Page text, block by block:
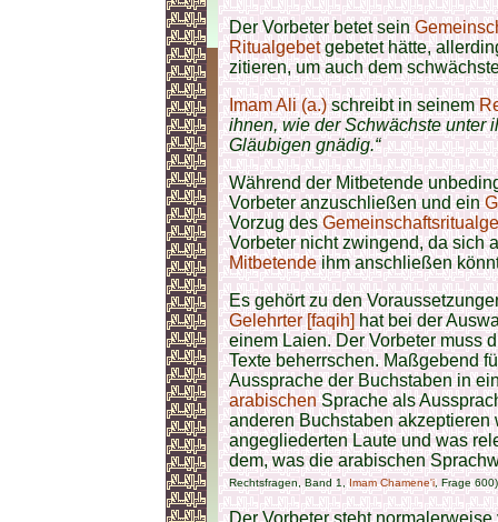
Der Vorbeter betet sein
Ritualgebetgebetet hätte,
zitieren, um auch dem
Imam Ali (a.)schreibt in seinem
ihnen, wie der Schwächste unter
Gläubigen gnädig.“
Während der Mitbetende
Vorbeter anzuschließen und ein
Vorzug des
Vorbeter nicht zwingend, da sich
Mitbetendeihm anschließen
Es gehört zu den
Gelehrter [faqih] hat bei der
einem Laien. Der Vorbeter muss
Texte beherrschen. Maßgebend
Aussprache der Buchstaben in
arabischenSprache als
anderen Buchstaben
angegliederten Laute und was
dem, was die arabischen
Rechtsfragen, Band 1,Imam Chamene'i, Frage 600)
Der Vorbeter steht